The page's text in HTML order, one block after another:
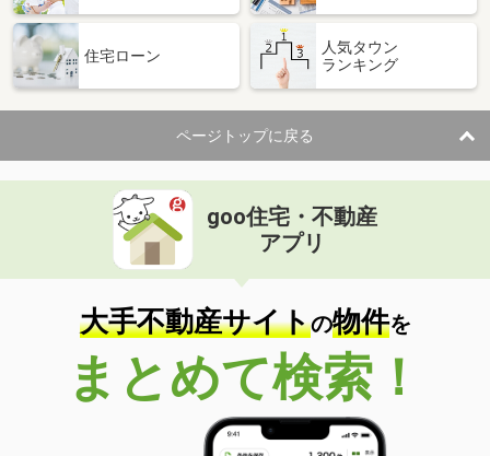
兵庫県明石市大久保町西島
住 所
兵庫県明石市大久保町西島
専有面積 45.09m²
間取り
2DK
兵庫県明石市魚住町西岡
価 格
住 所
兵庫県明石市魚住町西岡
専有面積 25.67m²
間取り
ワンルーム
兵庫県三木市志染町東自由が丘１丁目
価 格
6万円
兵庫県三木市志染町東自由が丘１丁目
22.77m²
住宅ローン
人気タウン
ランキング
ページトップに戻る
goo住宅・不動産
アプリ
大手不動産サイトの物件を
まとめて検索！